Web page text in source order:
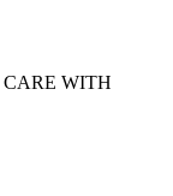
CARE WITH